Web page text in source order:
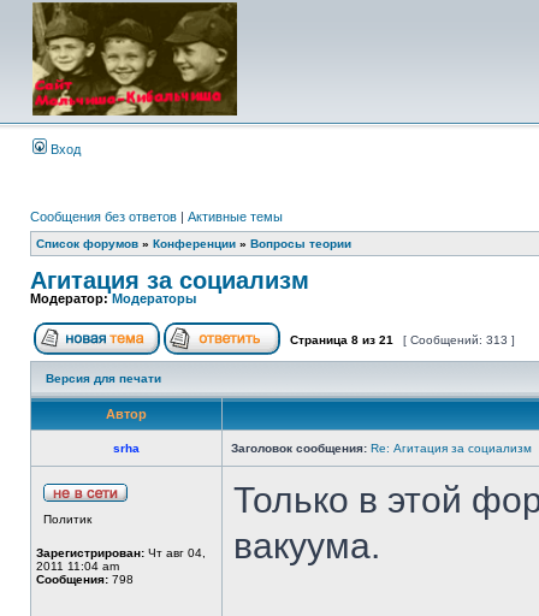
Вход
Сообщения без ответов | Активные темы
Список форумов » Конференции » Вопросы теории
Агитация за социализм
Модератор:Модераторы
Страница 8 из 21 [ Сообщений: 313 ]
Версия для печати
Автор
srha Заголовок сообщения: Re: Агитация за социализм
Политик
Зарегистрирован: Чт авг 04,
2011 11:04 am
Сообщения: 798
Только в этой
вакуума.